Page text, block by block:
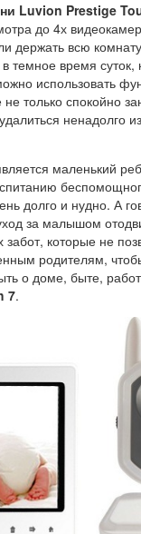
Luvion Prestige
до 4х
держать всю
темное время
использовать
только спокойно
ненадолго
маленький
долго и нудно. А
за малышом
которые не
родителям,
о доме, быте,
7.